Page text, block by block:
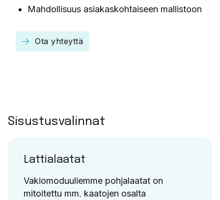
Mahdollisuus asiakaskohtaiseen mallistoon
Ota yhteyttä
Sisustusvalinnat
Lattialaatat
Vakiomoduuliemme pohjalaatat on
mitoitettu mm. kaatojen osalta